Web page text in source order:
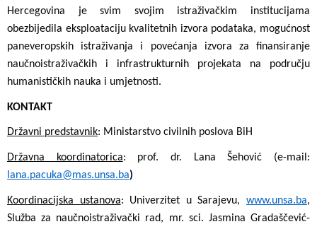
Hercegovina je svim svojim istraživačkim institucijama
obezbijedila eksploataciju kvalitetnih izvora podataka, mogućnost
paneveropskih istraživanja i povećanja izvora za finansiranje
naučnoistraživačkih i infrastrukturnih projekata na području
humanističkih nauka i umjetnosti.
KONTAKT
Državni predstavnik: Ministarstvo civilnih poslova BiH
Državna koordinatorica: prof. dr. Lana Šehović (e-mail:
lana.pacuka@mas.unsa.ba)
Koordinacijska ustanova: Univerzitet u Sarajevu,www.unsa.ba,
Služba za naučnoistraživački rad, mr. sci. Jasmina Gradaščević-